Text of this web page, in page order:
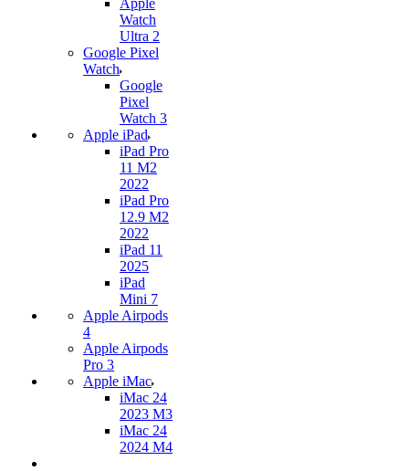
Apple
Watch
Ultra 2
Google Pixel
Watch
Google
Pixel
Watch 3
Apple iPad
iPad Pro
11 M2
2022
iPad Pro
12.9 M2
2022
iPad 11
2025
iPad
Mini 7
Apple Airpods
4
Apple Airpods
Pro 3
Apple iMac
iMac 24
2023 M3
iMac 24
2024 M4